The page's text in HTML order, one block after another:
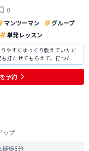
0
マンツーマン
グループ
単発レッスン
やすくゆっくり教えていただ
打たせてもらえて、打つたび
ば上達できそうだなと思えま
に入る時に自主練習されてい
を予約
ップ
徒歩5分